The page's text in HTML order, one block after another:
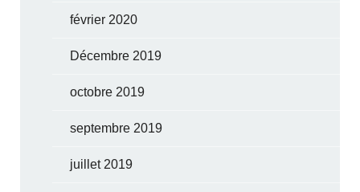
février 2020
Décembre 2019
octobre 2019
septembre 2019
juillet 2019